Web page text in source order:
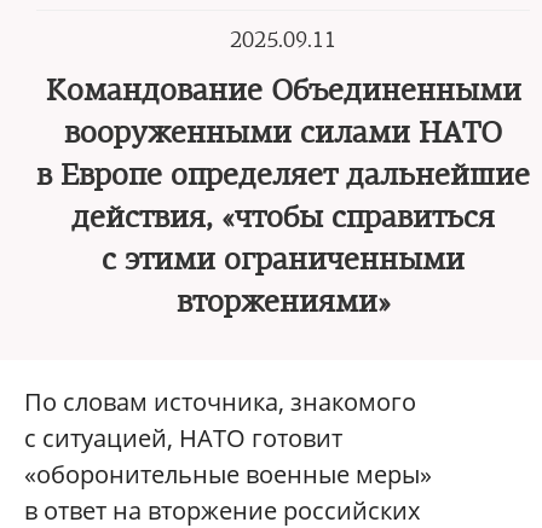
2025.09.11
Командование Объединенными
вооруженными силами НАТО
в Европе определяет дальнейшие
действия, «чтобы справиться
с этими ограниченными
вторжениями»
По словам источника, знакомого
с ситуацией, НАТО готовит
«оборонительные военные меры»
в ответ на вторжение российских